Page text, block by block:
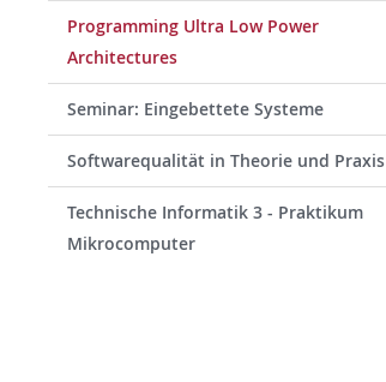
Programming Ultra Low Power
Architectures
Seminar: Eingebettete Systeme
Softwarequalität in Theorie und Praxis
Technische Informatik 3 - Praktikum
Mikrocomputer